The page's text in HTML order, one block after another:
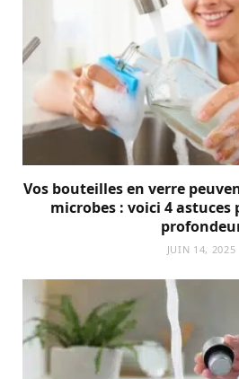
Vos bouteilles en verre
microbes : voici 4 astuces
JUIN 14, 2025